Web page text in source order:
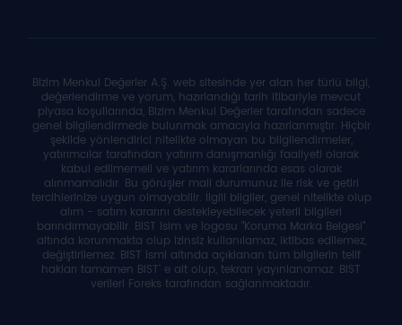
Bizim Menkul Değerler A.Ş. web sitesinde yer alan her türlü bilgi,
değerlendirme ve yorum, hazırlandığı tarih itibariyle mevcut
piyasa koşullarında, Bizim Menkul Değerler tarafından sadece
genel bilgilendirmede bulunmak amacıyla hazırlanmıştır. Hiçbir
şekilde yönlendirici nitelikte olmayan bu bilgilendirmeler,
yatırımcılar tarafından yatırım danışmanlığı faaliyeti olarak
kabul edilmemeli ve yatırım kararlarında esas olarak
alınmamalıdır. Bu görüşler mali durumunuz ile risk ve getiri
tercihlerinize uygun olmayabilir. İlgili bilgiler, genel nitelikte olup
alım - satım kararını destekleyebilecek yeterli bilgileri
barındırmayabilir. BIST isim ve logosu "Koruma Marka Belgesi"
altında korunmakta olup izinsiz kullanılamaz, iktibas edilemez,
değiştirilemez. BIST ismi altında açıklanan tüm bilgilerin telif
hakları tamamen BIST' e ait olup, tekrarı yayınlanamaz. BIST
verileri Foreks tarafından sağlanmaktadır.